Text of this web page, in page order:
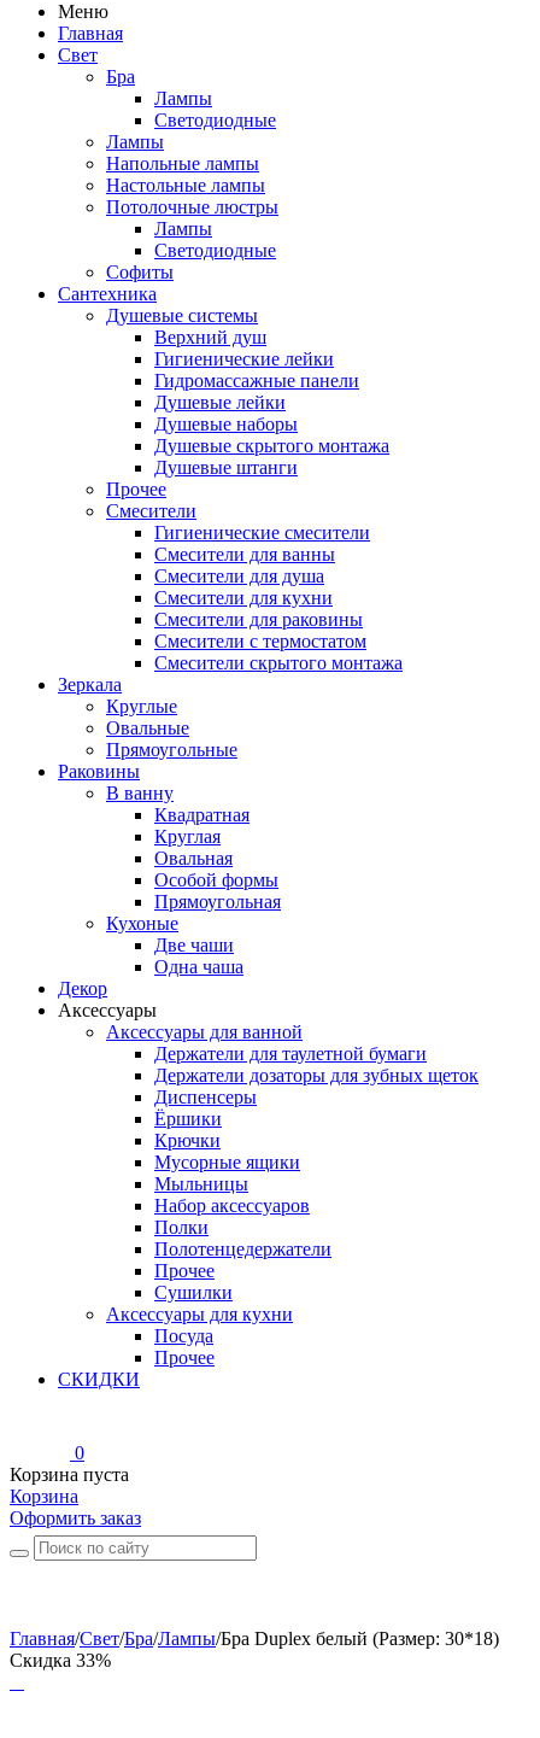
Меню
Главная
Свет
Бра
Лампы
Светодиодные
Лампы
Напольные лампы
Настольные лампы
Потолочные люстры
Лампы
Светодиодные
Софиты
Сантехника
Душевые системы
Верхний душ
Гигиенические лейки
Гидромассажные панели
Душевые лейки
Душевые наборы
Душевые скрытого монтажа
Душевые штанги
Прочее
Смесители
Гигиенические смесители
Смесители для ванны
Смесители для душа
Смесители для кухни
Смесители для раковины
Смесители с термостатом
Смесители скрытого монтажа
Зеркала
Круглые
Овальные
Прямоугольные
Раковины
В ванну
Квадратная
Круглая
Овальная
Особой формы
Прямоугольная
Кухоные
Две чаши
Одна чаша
Декор
Аксессуары
Аксессуары для ванной
Держатели для таулетной бумаги
Держатели дозаторы для зубных щеток
Диспенсеры
Ёршики
Крючки
Мусорные ящики
Мыльницы
Набор аксессуаров
Полки
Полотенцедержатели
Прочее
Сушилки
Аксессуары для кухни
Посуда
Прочее
СКИДКИ
0
Корзина пуста
Корзина
Оформить заказ
Главная/Свет/Бра/Лампы/Бра Duplex белый (Размер: 30*18)
Скидка 33%